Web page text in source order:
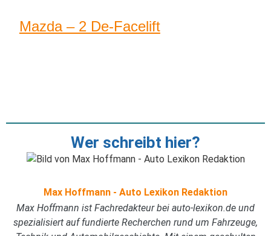
Mazda – 2 De-Facelift
Wer schreibt hier?
Max Hoffmann - Auto Lexikon Redaktion
Max Hoffmann ist Fachredakteur bei auto-lexikon.de und
spezialisiert auf fundierte Recherchen rund um Fahrzeuge,